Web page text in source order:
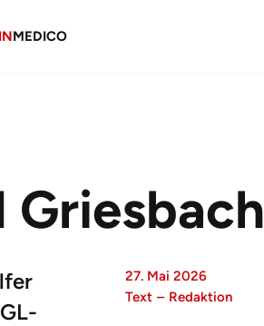
MEDICO
27. Mai 2026
Text – Redaktion